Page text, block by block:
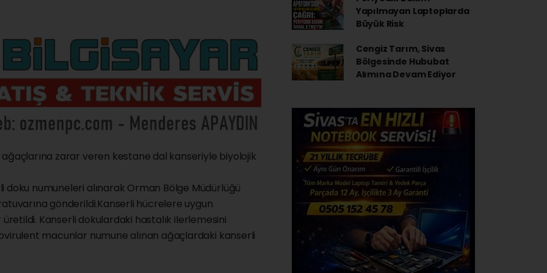
ağaçlarına zarar veren kestane dal kanseriyle biyolojik
doku numuneleri alınarak Orman Bölge Müdürlüğü
gönderildi.Kanserli hücrelere uygun
Kanserli dokulardaki hastalık ilerlemesini
macunlar numune alınan ağaçlardaki kanserli
Yapılmayan Laptoplarda
Büyük Risk
Cengiz Tarım, Sivas
Bölgesinde Hububat
Alımına Devam Ediyor